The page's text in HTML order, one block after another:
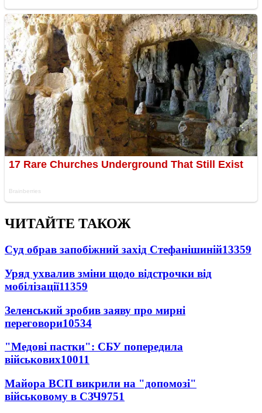
ЧИТАЙТЕ ТАКОЖ
Суд обрав запобіжний захід Стефанішиній13359
Уряд ухвалив зміни щодо відстрочки від
мобілізації11359
Зеленський зробив заяву про мирні
переговори10534
"Медові пастки": СБУ попередила
військових10011
Майора ВСП викрили на "допомозі"
військовому в СЗЧ9751